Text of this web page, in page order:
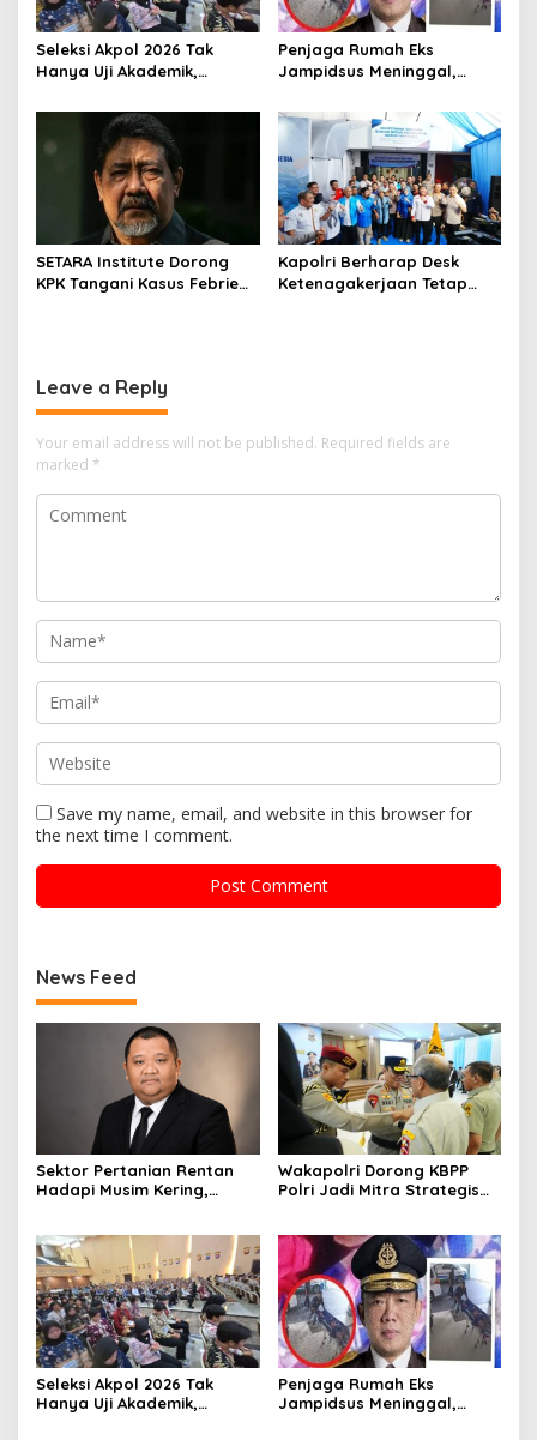
Seleksi Akpol 2026 Tak
Hanya Uji Akademik,
Penilaian
Penjaga Rumah Eks
Jampidsus Meninggal,
Atensi Khusus
SETARA Institute Dorong
KPK Tangani Kasus Febrie
Kapolri Berharap Desk
Ketenagakerjaan Tetap
Leave a Reply
Your email address will not be published. Required fields are
marked *
Save my name, email, and website in this browser for
the next time I comment.
News Feed
Sektor Pertanian Rentan
Hadapi Musim Kering,
Wakapolri Dorong KBPP
Polri Jadi Mitra Strategis
Seleksi Akpol 2026 Tak
Hanya Uji Akademik,
Penjaga Rumah Eks
Jampidsus Meninggal,